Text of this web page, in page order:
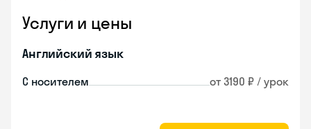
Услуги и цены
Английский язык
С носителем от 3190 ₽ / урок